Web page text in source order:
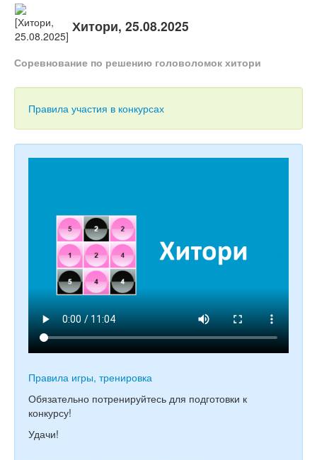
Турниры
Тесты
Хитори, 25.08.2025
Соревнование по решению головоломок хитори
Правила участия в конкурсах
Правила игры, тренировка
Обязательно потренируйтесь для подготовки к
конкурсу!
Удачи!